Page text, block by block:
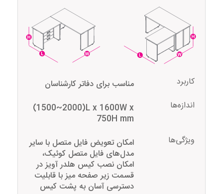
کاربرد
مناسب برای دفاتر کارشناسان
اندازه‌ها
(1500~2000)L x 1600W x
750H mm
ویژگی‌ها
امکان تعویض فایل متصل با سایر
مدل‌های فایل متصل کوئیک‌،
امکان نصب کیس هلدر آویز در
قسمت زیر صفحه میز با قابلیت
دسترسی آسان به پشت کیس